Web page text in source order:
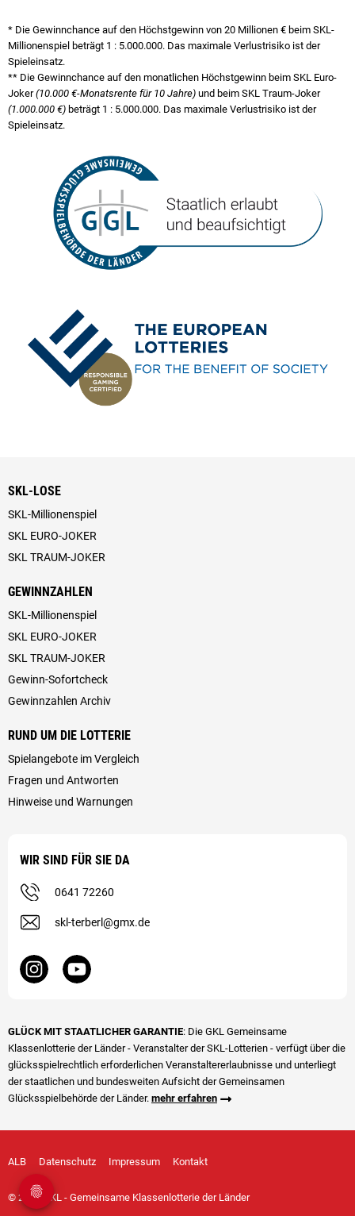
* Die Gewinnchance auf den Höchstgewinn von 20 Millionen € beim SKL-
Millionenspiel beträgt 1 : 5.000.000. Das maximale Verlustrisiko ist der
Spieleinsatz.
** Die Gewinnchance auf den monatlichen Höchstgewinn beim SKL Euro-
Joker(10.000 €-Monatsrente für 10 Jahre) und beim SKL Traum-Joker
(1.000.000 €) beträgt 1 : 5.000.000. Das maximale Verlustrisiko ist der
Spieleinsatz.
SKL-LOSE
SKL-Millionenspiel
SKL EURO-JOKER
SKL TRAUM-JOKER
GEWINNZAHLEN
SKL-Millionenspiel
SKL EURO-JOKER
SKL TRAUM-JOKER
Gewinn-Sofortcheck
Gewinnzahlen Archiv
RUND UM DIE LOTTERIE
Spielangebote im Vergleich
Fragen und Antworten
Hinweise und Warnungen
WIR SIND FÜR SIE DA
0641 72260
skl-terberl@gmx.de
GLÜCK MIT STAATLICHER GARANTIE: Die GKL Gemeinsame
Klassenlotterie der Länder - Veranstalter der SKL-Lotterien - verfügt über die
glücks­spiel­rechtlich erforderlichen Veranstalter­erlaubnisse und unterliegt
der staatlichen und bundesweiten Aufsicht der Gemeinsamen
Glücksspielbehörde der Länder. mehr erfahren
ALB Datenschutz Impressum Kontakt
© 2026 GKL - Gemeinsame Klassenlotterie der Länder